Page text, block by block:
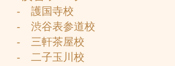
- 護国寺校
- 渋谷表参道校
- 三軒茶屋校
- 二子玉川校